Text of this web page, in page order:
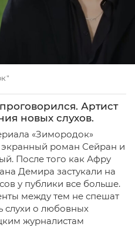
Артист
новых слухов.
«Зимородок»
экранный роман Сейран и
После того как Афру
Демира застукали на
у публики все больше.
между тем не спешат
слухи о любовных
журналистам